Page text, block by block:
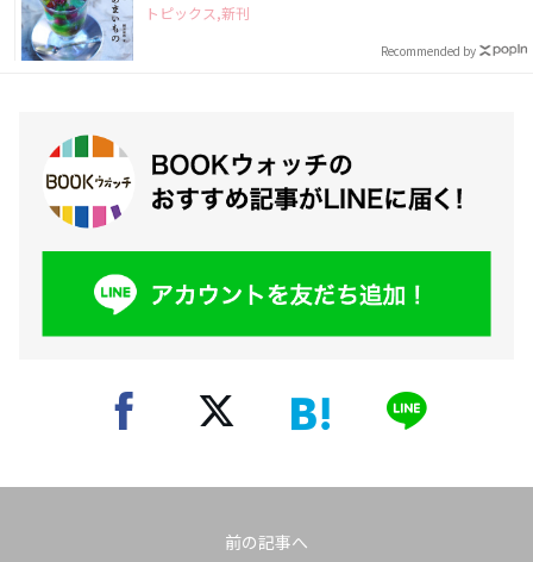
トピックス,新刊
Recommended by
前の記事へ